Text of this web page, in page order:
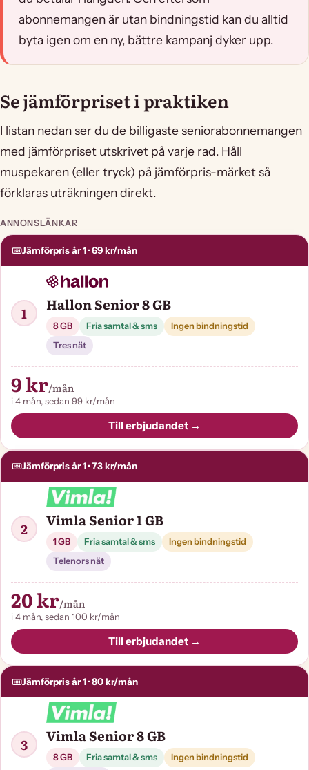
abonnemangen är utan bindningstid kan du alltid
byta igen om en ny, bättre kampanj dyker upp.
Se jämförpriset i praktiken
I listan nedan ser du de billigaste seniorabonnemangen
med jämförpriset utskrivet på varje rad. Håll
muspekaren (eller tryck) på jämförpris-märket så
förklaras uträkningen direkt.
ANNONSLÄNKAR
Jämförpris år 1 · 69 kr/mån
1 Hallon Senior 8 GB
8 GB Fria samtal & sms
Ingen bindningstid
Tres nät
9 kr/mån
i 4 mån, sedan 99 kr/mån
Till erbjudandet →
Jämförpris år 1 · 73 kr/mån
2 Vimla Senior 1 GB
1 GB Fria samtal & sms
Ingen bindningstid
Telenors nät
20 kr/mån
i 4 mån, sedan 100 kr/mån
Till erbjudandet →
Jämförpris år 1 · 80 kr/mån
3 Vimla Senior 8 GB
8 GB Fria samtal & sms
Ingen bindningstid